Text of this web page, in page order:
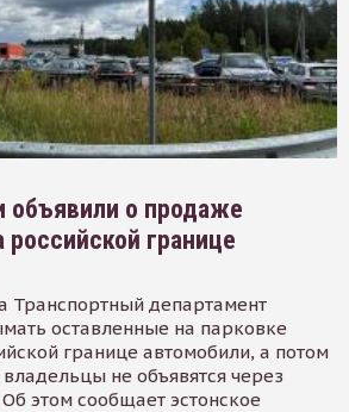
объявили о продаже
границе
Транспортный департамент
оставленные на парковке
границе автомобили, а потом
не объявятся через
этом сообщает эстонское